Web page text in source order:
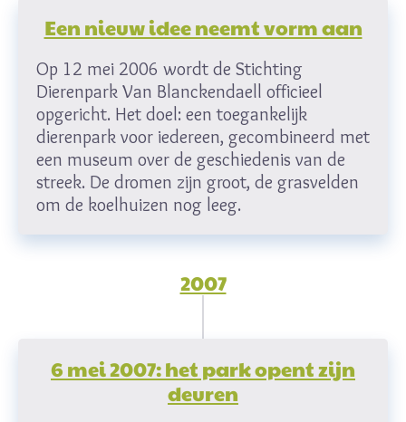
Een nieuw idee neemt vorm aan
Op 12 mei 2006 wordt de Stichting
Dierenpark Van Blanckendaell officieel
opgericht. Het doel: een toegankelijk
dierenpark voor iedereen, gecombineerd met
een museum over de geschiedenis van de
streek. De dromen zijn groot, de grasvelden
om de koelhuizen nog leeg.
2007
6 mei 2007: het park opent zijn
deuren